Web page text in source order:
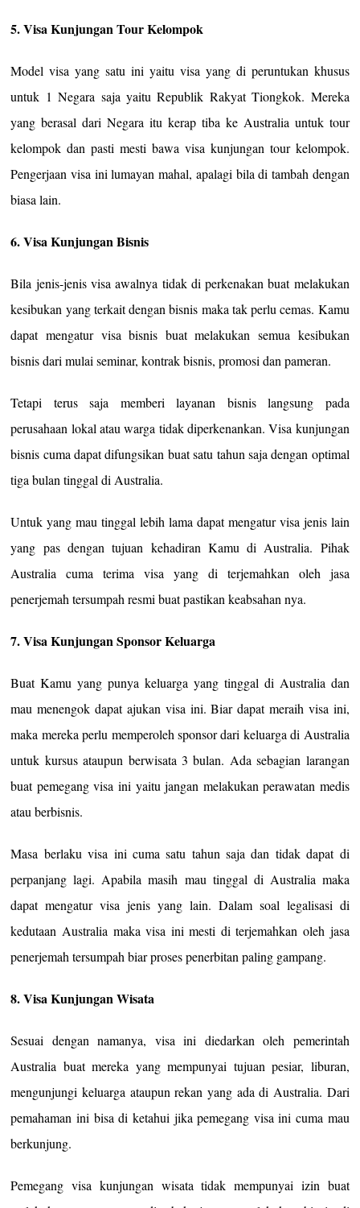
5. Visa Kunjungan Tour Kelompok
Model visa yang satu ini yaitu visa yang di peruntukan khusus
untuk 1 Negara saja yaitu Republik Rakyat Tiongkok. Mereka
yang berasal dari Negara itu kerap tiba ke Australia untuk tour
kelompok dan pasti mesti bawa visa kunjungan tour kelompok.
Pengerjaan visa ini lumayan mahal, apalagi bila di tambah dengan
biasa lain.
6. Visa Kunjungan Bisnis
Bila jenis-jenis visa awalnya tidak di perkenakan buat melakukan
kesibukan yang terkait dengan bisnis maka tak perlu cemas. Kamu
dapat mengatur visa bisnis buat melakukan semua kesibukan
bisnis dari mulai seminar, kontrak bisnis, promosi dan pameran.
Tetapi terus saja memberi layanan bisnis langsung pada
perusahaan lokal atau warga tidak diperkenankan. Visa kunjungan
bisnis cuma dapat difungsikan buat satu tahun saja dengan optimal
tiga bulan tinggal di Australia.
Untuk yang mau tinggal lebih lama dapat mengatur visa jenis lain
yang pas dengan tujuan kehadiran Kamu di Australia. Pihak
Australia cuma terima visa yang di terjemahkan oleh jasa
penerjemah tersumpah resmi buat pastikan keabsahan nya.
7. Visa Kunjungan Sponsor Keluarga
Buat Kamu yang punya keluarga yang tinggal di Australia dan
mau menengok dapat ajukan visa ini. Biar dapat meraih visa ini,
maka mereka perlu memperoleh sponsor dari keluarga di Australia
untuk kursus ataupun berwisata 3 bulan. Ada sebagian larangan
buat pemegang visa ini yaitu jangan melakukan perawatan medis
atau berbisnis.
Masa berlaku visa ini cuma satu tahun saja dan tidak dapat di
perpanjang lagi. Apabila masih mau tinggal di Australia maka
dapat mengatur visa jenis yang lain. Dalam soal legalisasi di
kedutaan Australia maka visa ini mesti di terjemahkan oleh jasa
penerjemah tersumpah biar proses penerbitan paling gampang.
8. Visa Kunjungan Wisata
Sesuai dengan namanya, visa ini diedarkan oleh pemerintah
Australia buat mereka yang mempunyai tujuan pesiar, liburan,
mengunjungi keluarga ataupun rekan yang ada di Australia. Dari
pemahaman ini bisa di ketahui jika pemegang visa ini cuma mau
berkunjung.
Pemegang visa kunjungan wisata tidak mempunyai izin buat